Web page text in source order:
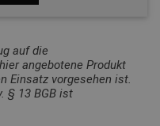
auf die
angebotene Produkt
Einsatz vorgesehen ist.
§ 13 BGB ist